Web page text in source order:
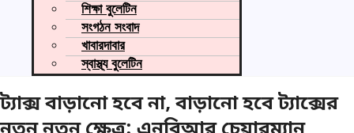
শিক্ষা বুলেটিন
সংগঠন সংবাদ
খাবারদাবার
স্বাস্থ্য বুলেটিন
ট্যাক্স বাড়ানো হবে না, বাড়ানো হবে ট্যাক্সের